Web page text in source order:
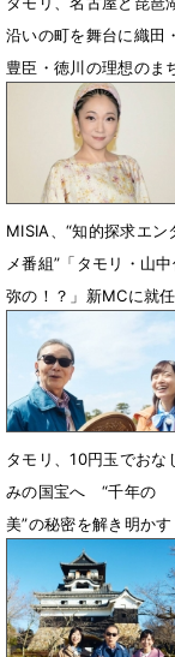
沿いの町を舞台に織田・
豊臣・徳川の理想のま
づくりに迫る
7月9日 12時32分
MISIA、“知的探求エン
メ番組”「タモリ・山中
弥の！？」新MCに就任
タモリ、10円玉でおな
みの国宝へ “千年の
美”の秘密を解き明かす
6月6日 11時36分